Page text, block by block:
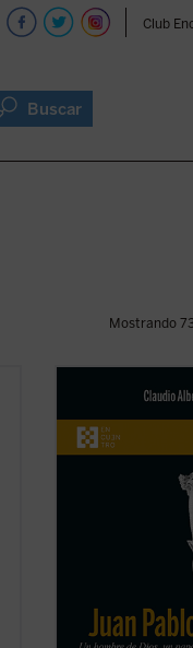
Club
Buscar
Mostrando
El 4 de septiembre
beatificado el
Luciani, quien fue
Juan Pablo I, con
más breves de la
ha tenido la gracia
personalmente al